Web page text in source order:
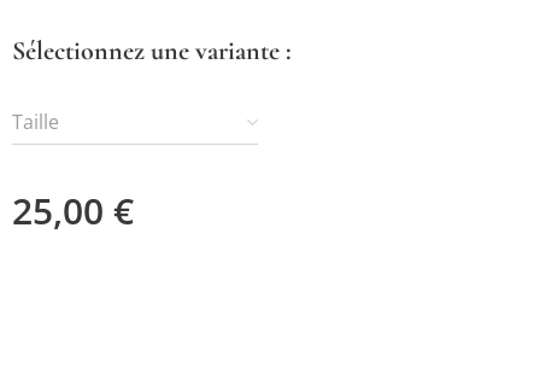
Sélectionnez une variante :
Taille
25,00 €